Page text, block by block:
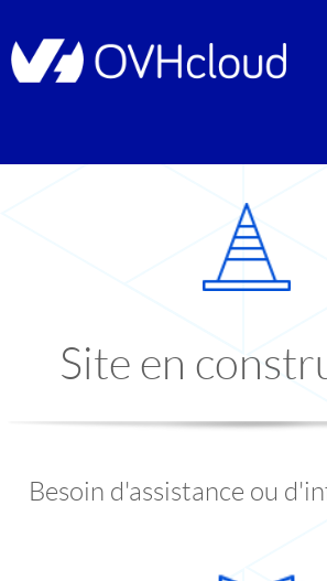
Site en
Besoin d'assistance ou